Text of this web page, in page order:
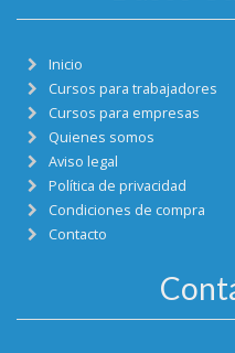
Inicio
Cursos para trabajadores
Cursos para empresas
Quienes somos
Aviso legal
Política de privacidad
Condiciones de compra
Contacto